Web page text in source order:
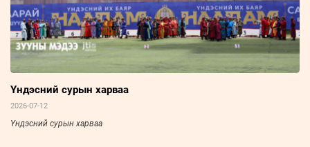
Үндэсний сурын харваа
2026-07-12
Үндэсний сурын харваа